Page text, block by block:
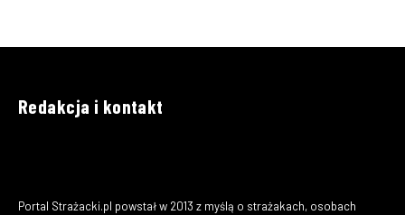
Redakcja i kontakt
Portal Strażacki.pl powstał w 2013 z myślą o strażakach, osobach